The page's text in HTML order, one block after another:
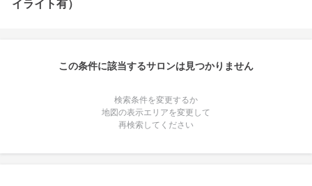
イライト有）
この条件に該当するサロンは見つかりません
検索条件を変更するか
地図の表示エリアを変更して
再検索してください